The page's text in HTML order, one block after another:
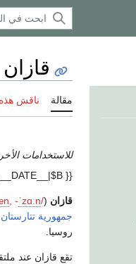
قازان
مقالة ناقش
للاستخدامات
{{ safesubst:#invoke:Unsubst||date=__DATE__|$B=
قازان (
/
n -ˈzɑːn
جمهورية تتارستان
روسيا.
تقع قازان عند